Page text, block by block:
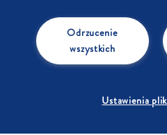
Odrzucenie
wszystkich
Ustawienia